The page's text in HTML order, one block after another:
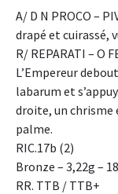
A/ D N PROCO –
drapé et cuirassé,
R/ REPARATI – O
L’Empereur
labarum et
droite, un chrisme
palme.
RIC.17b (2)
Bronze – 3,22g –
RR. TTB / TTB+